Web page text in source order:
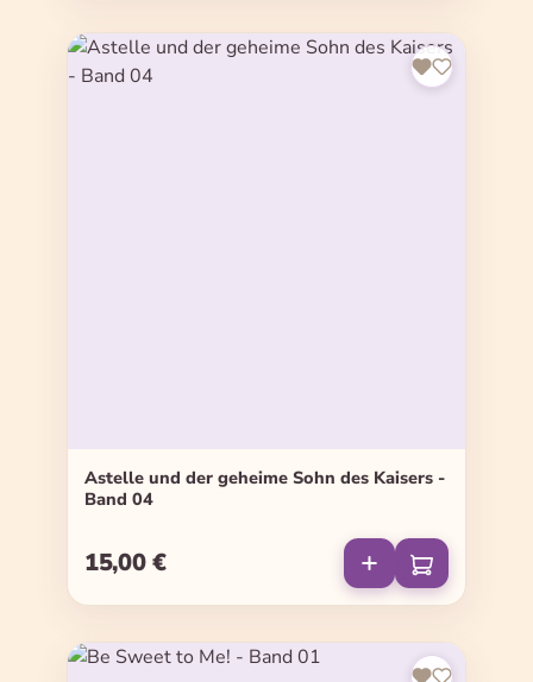
Astelle und der geheime Sohn des Kaisers -
Band 04
Regulärer Preis:
15,00 €